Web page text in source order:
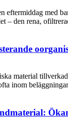
med
– den rena,
material
inom